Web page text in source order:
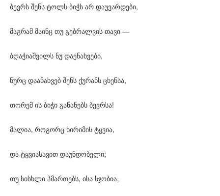
ბევრს შენს ტოლს ბიჭს არ დაუვარდები,
მაგრამ მაინც თუ გებრალვის თავი —
ბღაჭიაშვილს ნუ დაენახვები,
ნურც დაანახვებ შენს ქურანს ცხენსა,
თორემ ის ბიჭი განანებს ბევრსა!
მალია, როგორც ხირიმის ტყვია,
და ტყვიასავით დაუნდობელი;
თუ სისხლი ჰმართებს, ისა სჯობია,